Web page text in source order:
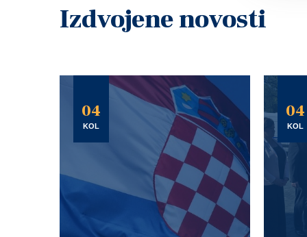
Izdvojene novosti
04
KOL
04
KOL